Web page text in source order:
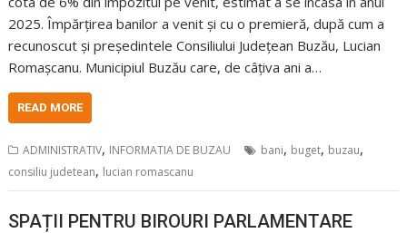
2025. Împărțirea banilor a venit și cu o premieră, după cum a
recunoscut și președintele Consiliului Județean Buzău, Lucian
Romașcanu. Municipiul Buzău care, de câțiva ani a…
READ MORE
ADMINISTRATIV, INFORMATIA DE BUZAU bani, buget, buzau,
consiliu judetean, lucian romascanu
SPAȚII PENTRU BIROURI PARLAMENTARE